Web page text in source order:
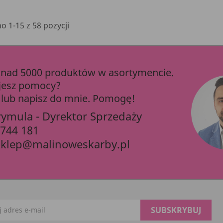
1-15 z 58 pozycji
5000 produktów w asortymencie.
pomocy?
napisz do mnie. Pomogę!
- Dyrektor Sprzedaży
181